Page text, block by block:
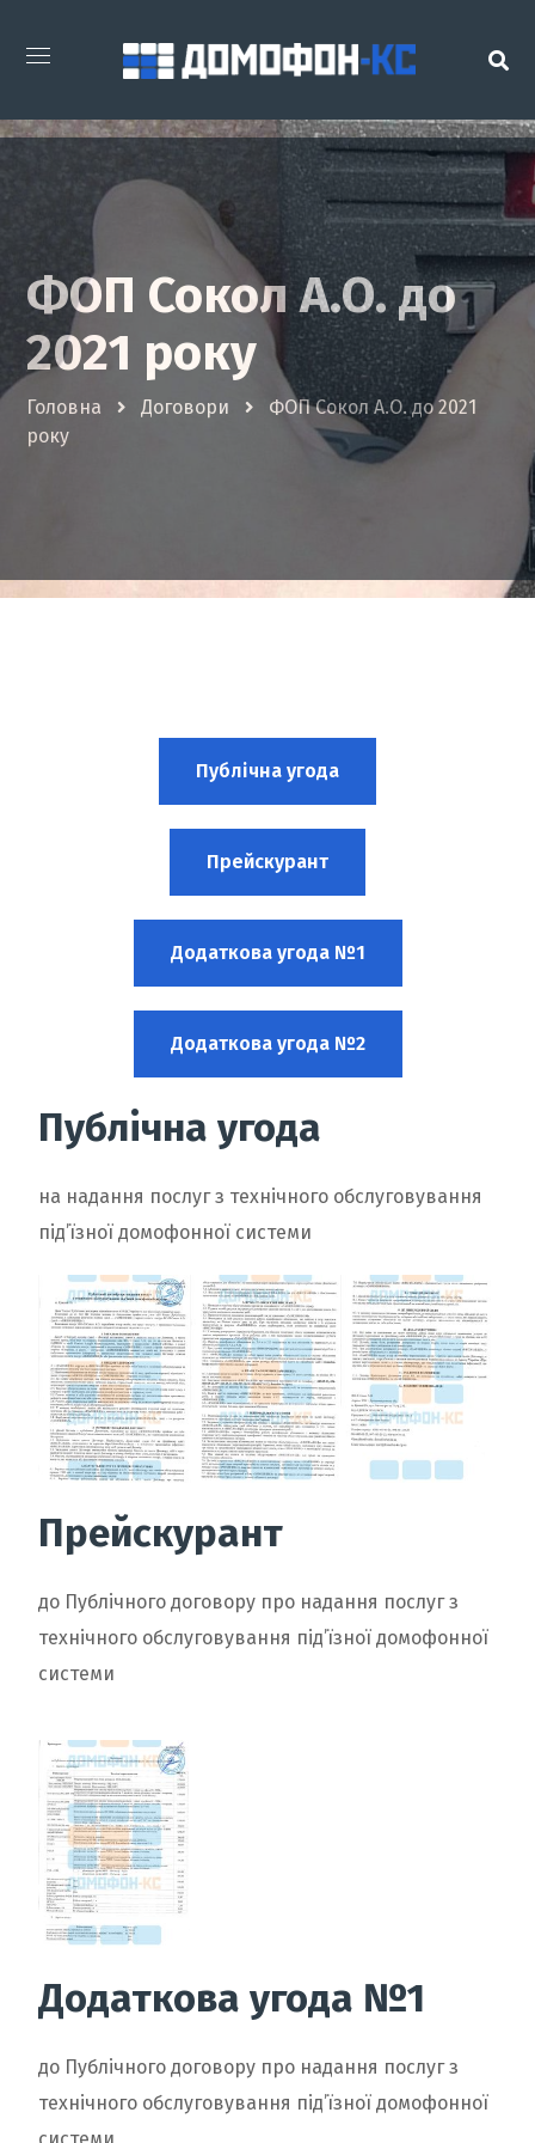
ФОП Сокол А.О. до
2021 року
Головна Договори
ФОП Сокол А.О. до 2021
року
Публічна угода​
Прейскурант
Додаткова угода №1​
Додаткова угода №2​
Публічна угода
на надання послуг з технічного обслуговування
під’їзної домофонної системи
Прейскурант
до Публічного договору про надання послуг з
технічного обслуговування під’їзної домофонної
системи
Додаткова угода №1
до Публічного договору про надання послуг з
технічного обслуговування під’їзної домофонної